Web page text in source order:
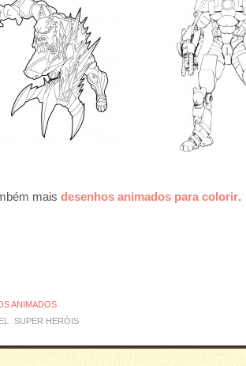
mais desenhos animados para colorir.
ANIMADOS
SUPER HERÓIS